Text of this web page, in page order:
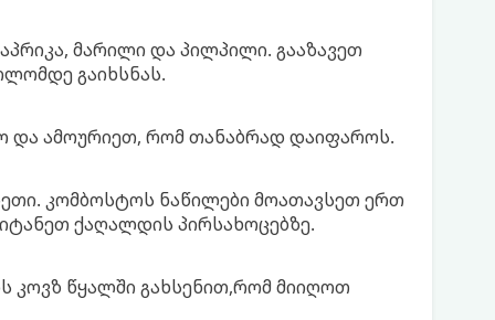
მარილი და პილპილი. გააზავეთ
გაიხსნას.
და ამოურიეთ, რომ თანაბრად დაიფაროს.
კომბოსტოს ნაწილები მოათავსეთ ერთ
ქაღალდის პირსახოცებზე.
კოვზ წყალში გახსენით,რომ მიიღოთ